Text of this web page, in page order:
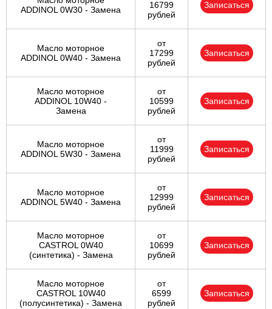
ADDINOL 0W30 - Замена
16799
рублей
Записаться
Масло моторное
ADDINOL 0W40 - Замена
от
17299
рублей
Записаться
Масло моторное
ADDINOL 10W40 -
Замена
от
10599
рублей
Записаться
Масло моторное
ADDINOL 5W30 - Замена
от
11999
рублей
Записаться
Масло моторное
ADDINOL 5W40 - Замена
от
12999
рублей
Записаться
Масло моторное
CASTROL 0W40
(синтетика) - Замена
от
10699
рублей
Записаться
Масло моторное
CASTROL 10W40
(полусинтетика) - Замена
от
6599
рублей
Записаться